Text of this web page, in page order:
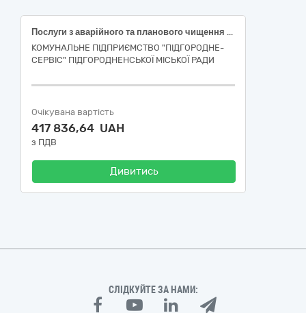
Послуги з аварійного та планового чищення системи каналізаційних та зливоприймальних мереж м. Підгородне Дніпропетровської області
КОМУНАЛЬНЕ ПІДПРИЄМСТВО "ПІДГОРОДНЕ-
СЕРВІС" ПІДГОРОДНЕНСЬКОЇ МІСЬКОЇ РАДИ
Очікувана вартість
417 836,64 UAH
з ПДВ
Дивитись
СЛІДКУЙТЕ ЗА НАМИ: